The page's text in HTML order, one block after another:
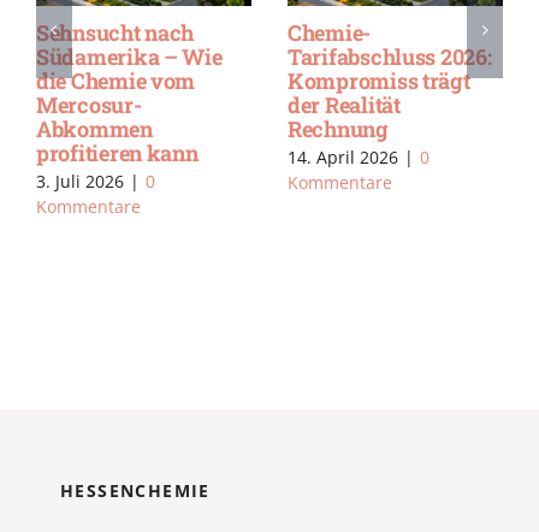
Sehnsucht nach
Südamerika – Wie
die Chemie vom
Mercosur-
Abkommen
profitieren kann
3. Juli 2026 | 0
Kommentare
Chemie-
Tarifabschluss 2026:
Kompromiss trägt
der Realität
Rechnung
14. April 2026 | 0
Kommentare
HESSENCHEMIE